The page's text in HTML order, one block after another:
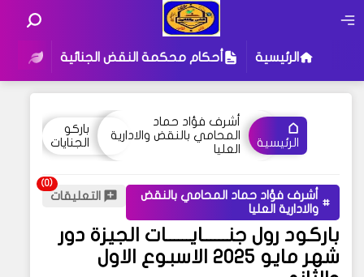
الرئيسية أحكام محكمة النقض الجنائية
الرئيسية
أشرف فؤاد حماد
المحامي بالنقض والادارية
العليا
باركو
الجنايات
أشرف فؤاد حماد المحامي بالنقض
والادارية العليا
التعليقات
باركود رول جنــــــايــــــات الجيزة دور
شهر مايو 2025 الاسبوع الاول